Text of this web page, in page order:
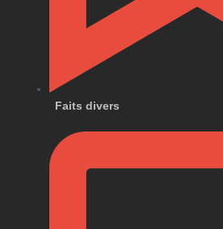
Faits divers